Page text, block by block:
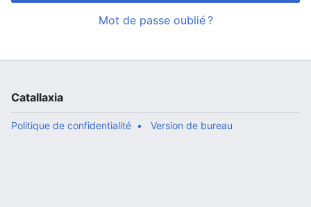
Mot de passe oublié ?
Catallaxia
Politique de confidentialité Version de bureau